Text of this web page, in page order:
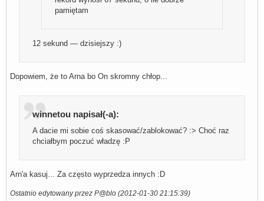
pamiętam
12 sekund — dzisiejszy :)
Dopowiem, że to Arna bo On skromny chłop...
winnetou napisał(-a):
A dacie mi sobie coś skasować/zablokować? :> Choć raz
chciałbym poczuć władzę :P
Arn'a kasuj... Za często wyprzedza innych :D
Ostatnio edytowany przez P@blo (2012-01-30 21:15:39)